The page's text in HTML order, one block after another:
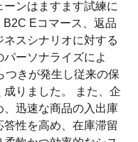
ーンはますます試練に
Eコマース、返品
スシナリオに対する
ーソナライズによ
つきが発生し従来の保
りました。 また、企
迅速な商品の入出庫
性を高め、在庫滞留